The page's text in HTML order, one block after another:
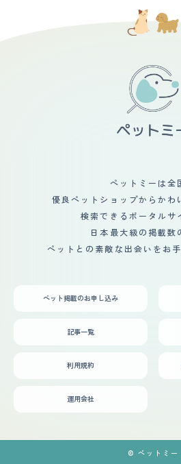
ペットミーは全
優良ペットショップからかわ
検索できるポータルサ
日本最大級の掲載数
ペットとの素敵な出会いをお
ペット掲載のお申し込み
記事一覧
利用規約
運用会社
© ペットミー